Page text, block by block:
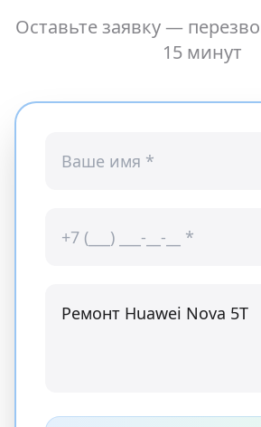
Оставьте заявку —
15 минут